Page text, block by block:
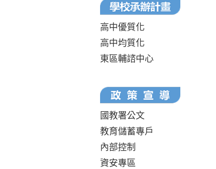
高中優質化
高中均質化
東區輔諮中心
國教署公文
教育儲蓄專戶
內部控制
資安專區